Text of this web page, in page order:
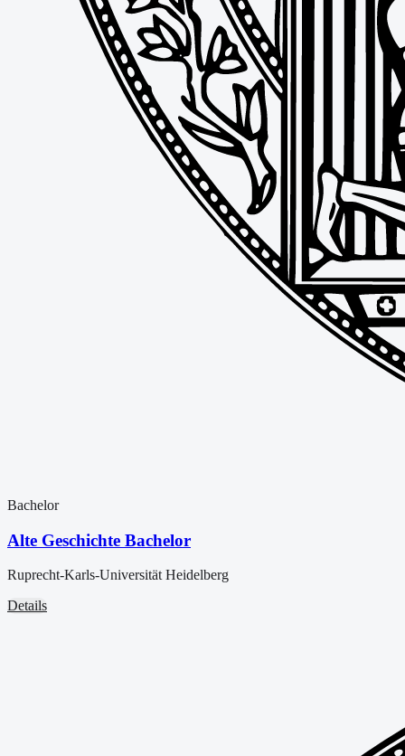
Bachelor
Alte Geschichte Bachelor
Ruprecht-Karls-Universität Heidelberg
Details